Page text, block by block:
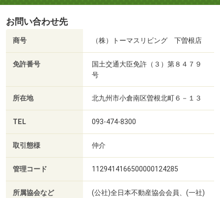
お問い合わせ先
商号 （株）トーマスリビング 下曽根店
免許番号
国土交通大臣免許（３）第８４７９
号
所在地 北九州市小倉南区曽根北町６－１３
TEL 093-474-8300
取引態様 仲介
管理コード 1129414166500000124285
所属協会など
(公社)全日本不動産協会会員、(一社)